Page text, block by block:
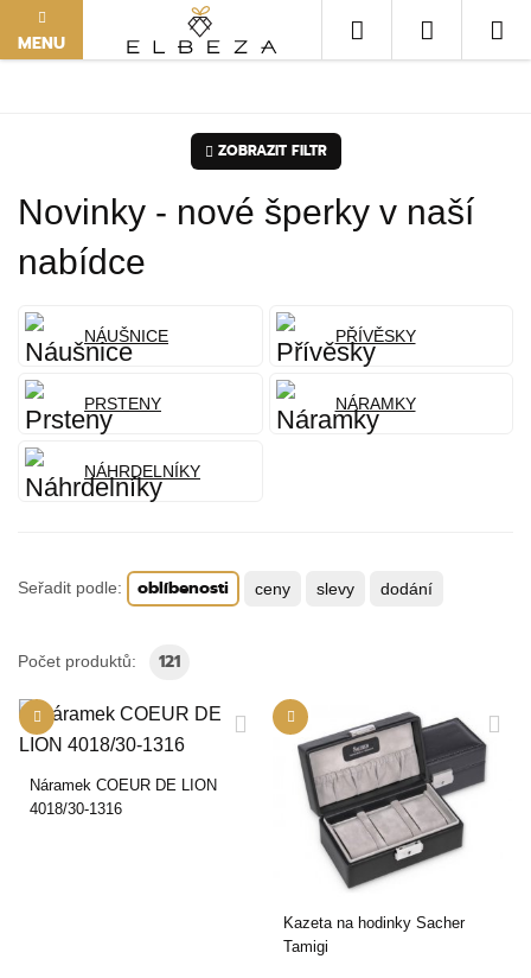
MENU
ZOBRAZIT FILTR
Novinky - nové šperky v naší
nabídce
NÁUŠNICE PŘÍVĚSKY
PRSTENY NÁRAMKY
NÁHRDELNÍKY
Seřadit podle: oblíbenosti ceny slevy dodání
Počet produktů: 121
Náramek COEUR DE LION
4018/30-1316
Kazeta na hodinky Sacher
Tamigi